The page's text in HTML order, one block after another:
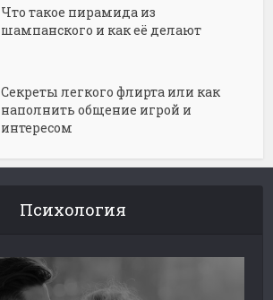
Что такое пирамида из
шампанского и как её делают
Секреты легкого флирта или как
наполнить общение игрой и
интересом
Психология